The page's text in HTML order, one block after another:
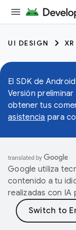
UI DESIGN
El SDK de
Versión
obtener tus
asistencia para
Google utiliza
contenido a tu
realizadas con IA